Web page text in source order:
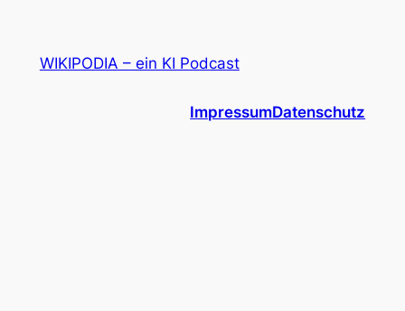
WIKIPODIA – ein KI Podcast
ImpressumDatenschutz